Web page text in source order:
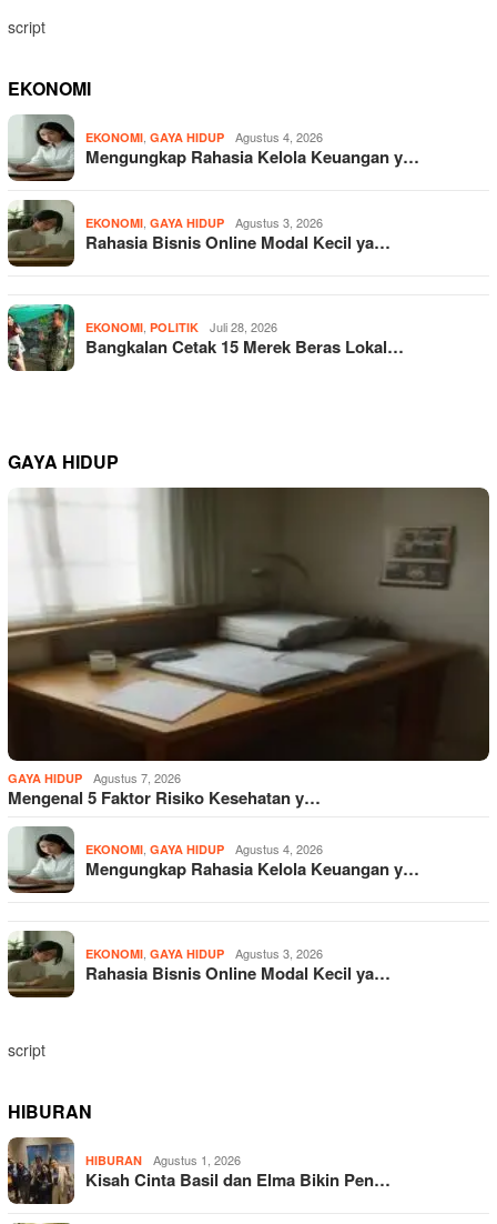
script
EKONOMI
EKONOMI, GAYA HIDUP Agustus 4, 2026
Mengungkap Rahasia Kelola Keuangan y…
EKONOMI, GAYA HIDUP Agustus 3, 2026
Rahasia Bisnis Online Modal Kecil ya…
EKONOMI, POLITIK Juli 28, 2026
Bangkalan Cetak 15 Merek Beras Lokal…
GAYA HIDUP
GAYA HIDUP Agustus 7, 2026
Mengenal 5 Faktor Risiko Kesehatan y…
EKONOMI, GAYA HIDUP Agustus 4, 2026
Mengungkap Rahasia Kelola Keuangan y…
EKONOMI, GAYA HIDUP Agustus 3, 2026
Rahasia Bisnis Online Modal Kecil ya…
script
HIBURAN
HIBURAN Agustus 1, 2026
Kisah Cinta Basil dan Elma Bikin Pen…